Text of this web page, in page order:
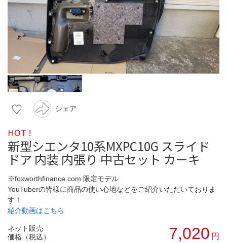
シェア
HOT !
新型シエンタ10系MXPC10G スライド
ドア 内装 内張り 中古セット カーキ
※foxworthfinance.com 限定モデル
YouTuberの皆様に商品の使い心地などをご紹介いただいておりま
す！
紹介動画はこちら
ネット販売
価格（税込）
7,020 円